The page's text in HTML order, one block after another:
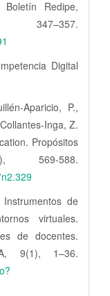
Redipe,
Digital
Aparicio, P.,
Inga, Z.
Propósitos
569-588.
de
virtuales.
de docentes.
9(1), 1–36.